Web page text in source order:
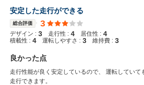
安定した走行ができる
総合評価 3
デザイン : 3 走行性 : 4 居住性 : 4
積載性 : 4 運転しやすさ : 3 維持費 : 3
良かった点
走行性能が良く安定しているので、 運転していて
走行できます。